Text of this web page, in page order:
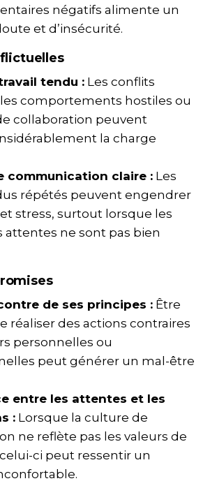
négatifs alimente un
et d’insécurité.
tendu : Les conflits
comportements hostiles ou
collaboration peuvent
la charge
communication claire : Les
répétés peuvent engendrer
stress, surtout lorsque les
attentes ne sont pas bien
de ses principes : Être
réaliser des actions contraires
personnelles ou
peut générer un mal-être
entre les attentes et les
: Lorsque la culture de
ne reflète pas les valeurs de
ci peut ressentir un